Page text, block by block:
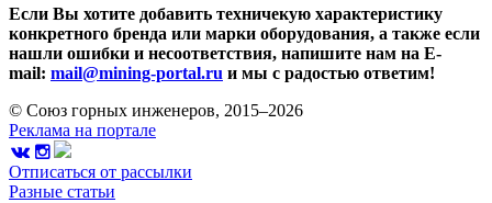
Если Вы хотите добавить техничекую характеристику
конкретного бренда или марки оборудования, а также если
нашли ошибки и несоответствия, напишите нам на E-
mail: mail@mining-portal.ru и мы с радостью ответим!
© Союз горных инженеров, 2015–2026
Реклама на портале
Отписаться от рассылки
Разные статьи